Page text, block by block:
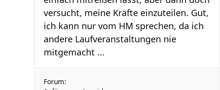
versucht, meine Kräfte einzuteilen. Gut,
ich kann nur vom HM sprechen, da ich
andere Laufveranstaltungen nie
mitgemacht ...
Forum: